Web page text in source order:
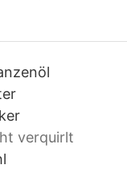
verquirlt